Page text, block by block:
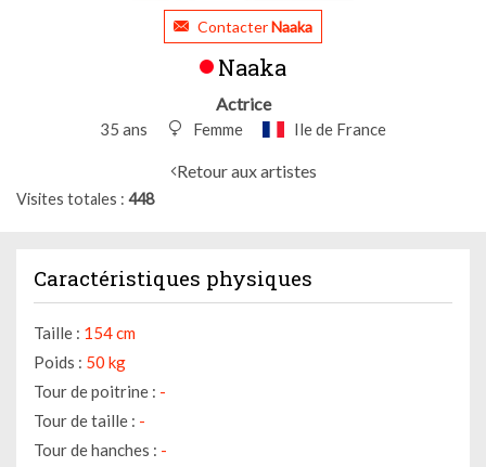
ContacterNaaka
Naaka
Actrice
35 ans Femme Ile de France
Retour aux artistes
Visites totales 448
Caractéristiques physiques
Taille : 154 cm
Poids : 50 kg
Tour de poitrine : -
Tour de taille : -
Tour de hanches : -